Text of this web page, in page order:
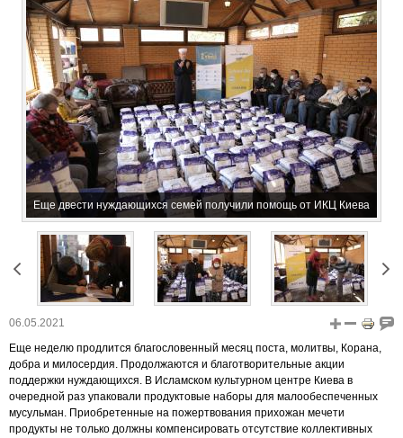
Еще двести нуждающихся семей получили помощь от ИКЦ Киева
06.05.2021
Еще неделю продлится благословенный месяц поста, молитвы, Корана,
добра и милосердия. Продолжаются и благотворительные акции
поддержки нуждающихся. В Исламском культурном центре Киева в
очередной раз упаковали продуктовые наборы для малообеспеченных
мусульман. Приобретенные на пожертвования прихожан мечети
продукты не только должны компенсировать отсутствие коллективных